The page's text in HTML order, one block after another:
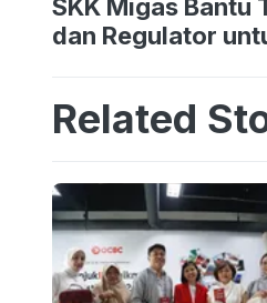
SKK Migas Bantu
dan Regulator
Related